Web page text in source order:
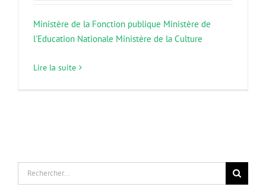
Ministère de la Fonction publique Ministère de
l'Education Nationale Ministère de la Culture
Lire la suite
Rechercher: